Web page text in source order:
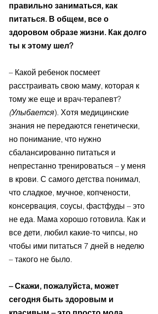
правильно заниматься, как
питаться. В общем, все о
здоровом образе жизни. Как долго
ты к этому шел?
– Какой ребенок посмеет
расстраивать свою маму, которая к
тому же еще и врач-терапевт?
(Улыбается). Хотя медицинские
знания не передаются генетически,
но понимание, что нужно
сбалансированно питаться и
непрестанно тренироваться – у меня
в крови. С самого детства понимал,
что сладкое, мучное, копчености,
консервация, соусы, фастфуды – это
не еда. Мама хорошо готовила. Как и
все дети, любил какие-то чипсы, но
чтобы ими питаться 7 дней в неделю
– такого не было.
– Скажи, пожалуйста, может
сегодня быть здоровым и